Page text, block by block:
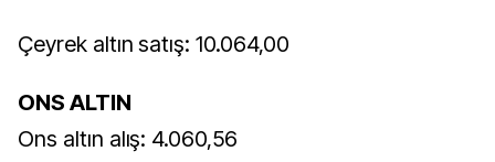
Çeyrek altın satış: 10.064,00
ONS ALTIN
Ons altın alış: 4.060,56